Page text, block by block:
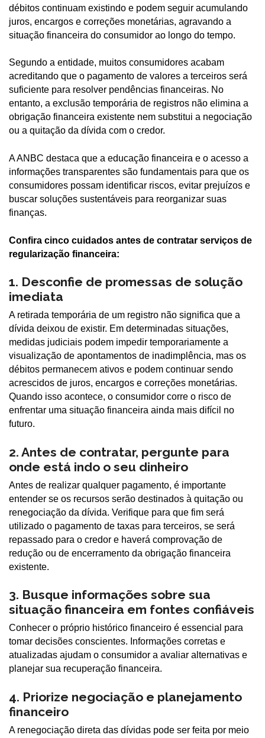
débitos continuam existindo e podem seguir acumulando
juros, encargos e correções monetárias, agravando a
situação financeira do consumidor ao longo do tempo.
Segundo a entidade, muitos consumidores acabam
acreditando que o pagamento de valores a terceiros será
suficiente para resolver pendências financeiras. No
entanto, a exclusão temporária de registros não elimina a
obrigação financeira existente nem substitui a negociação
ou a quitação da dívida com o credor.
A ANBC destaca que a educação financeira e o acesso a
informações transparentes são fundamentais para que os
consumidores possam identificar riscos, evitar prejuízos e
buscar soluções sustentáveis para reorganizar suas
finanças.
Confira cinco cuidados antes de contratar serviços de
regularização financeira:
1. Desconfie de promessas de solução
imediata
A retirada temporária de um registro não significa que a
dívida deixou de existir. Em determinadas situações,
medidas judiciais podem impedir temporariamente a
visualização de apontamentos de inadimplência, mas os
débitos permanecem ativos e podem continuar sendo
acrescidos de juros, encargos e correções monetárias.
Quando isso acontece, o consumidor corre o risco de
enfrentar uma situação financeira ainda mais difícil no
futuro.
2. Antes de contratar, pergunte para
onde está indo o seu dinheiro
Antes de realizar qualquer pagamento, é importante
entender se os recursos serão destinados à quitação ou
renegociação da dívida. Verifique para que fim será
utilizado o pagamento de taxas para terceiros, se será
repassado para o credor e haverá comprovação de
redução ou de encerramento da obrigação financeira
existente.
3. Busque informações sobre sua
situação financeira em fontes confiáveis
Conhecer o próprio histórico financeiro é essencial para
tomar decisões conscientes. Informações corretas e
atualizadas ajudam o consumidor a avaliar alternativas e
planejar sua recuperação financeira.
4. Priorize negociação e planejamento
financeiro
A renegociação direta das dívidas pode ser feita por meio